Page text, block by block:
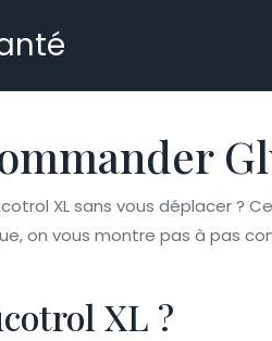
XL sans vous déplacer
on vous montre pas à pas
XL ?